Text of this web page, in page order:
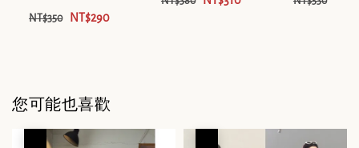
NT$350 NT$290
您可能也喜歡